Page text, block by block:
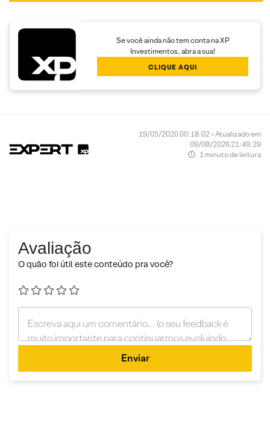
Se você ainda não tem conta na XP
Investimentos, abra a sua!
CLIQUE AQUI
19/05/2020 00:18:02 • Atualizado em
09/08/2026 21:49:29
1 minuto de leitura
Avaliação
O quão foi útil este conteúdo pra você?
Enviar